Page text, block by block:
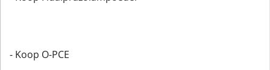
- Koop O-PCE